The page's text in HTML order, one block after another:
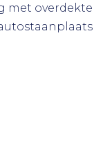
met overdekte